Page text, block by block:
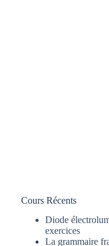
Cours Récents
Diode
exercices
La grammaire